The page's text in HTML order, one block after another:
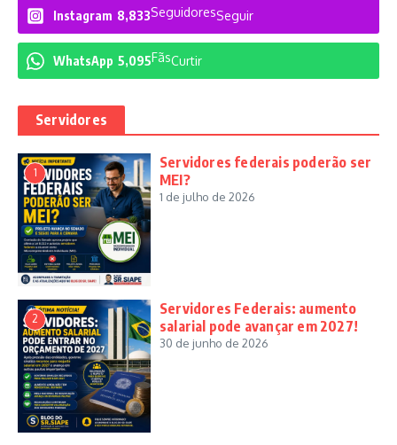
Instagram 8,833SeguidoresSeguir
WhatsApp 5,095FãsCurtir
Servidores
1
Servidores federais poderão ser
MEI?
1 de julho de 2026
2
Servidores Federais: aumento
salarial pode avançar em 2027!
30 de junho de 2026